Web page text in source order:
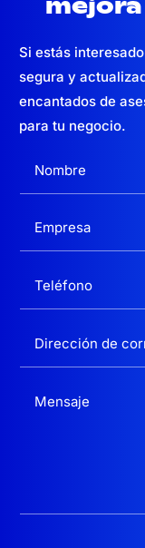
Si estás
segura y
encantados de
para tu negocio.